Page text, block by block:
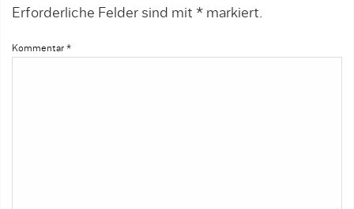
Erforderliche Felder sind mit * markiert.
Kommentar *